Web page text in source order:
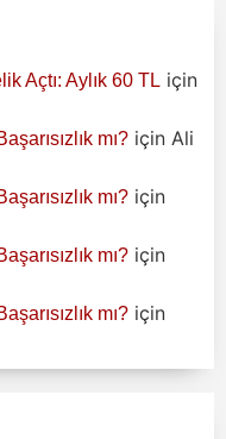
Açtı: Aylık 60 TL için
mı? için Ali
mı? için
mı? için
mı? için